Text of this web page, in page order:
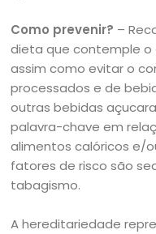
Como prevenir? –
dieta que contemple o
assim como evitar o
processados e de
outras bebidas
palavra-chave em
alimentos calóricos e/
fatores de risco são
tabagismo.
A hereditariedade